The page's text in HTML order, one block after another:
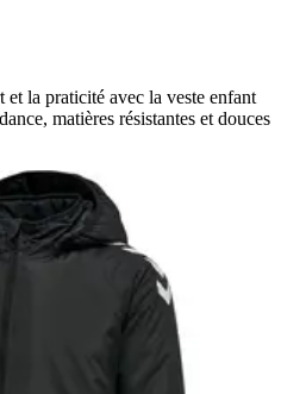
la praticité avec la veste enfant
matières résistantes et douces